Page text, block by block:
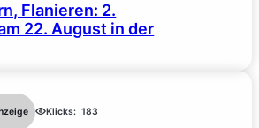
Flanieren: 2.
22. August in der
Klicks: 183